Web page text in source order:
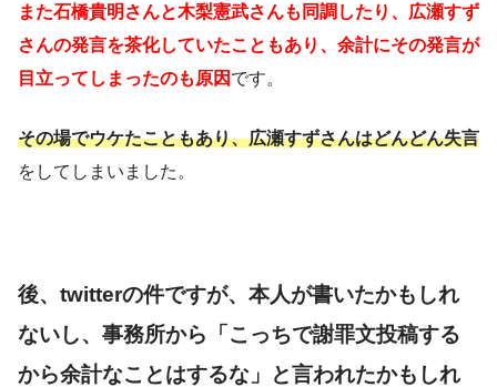
また石橋貴明さんと木梨憲武さんも同調したり、広瀬すず
さんの発言を茶化していたこともあり、余計にその発言が
目立ってしまったのも原因 です。
その場でウケたこともあり、広瀬すずさんはどんどん失言
をしてしまいました。
後、twitterの件ですが、本人が書いたかもしれ
ないし、事務所から「こっちで謝罪文投稿する
から余計なことはするな」と言われたかもしれ